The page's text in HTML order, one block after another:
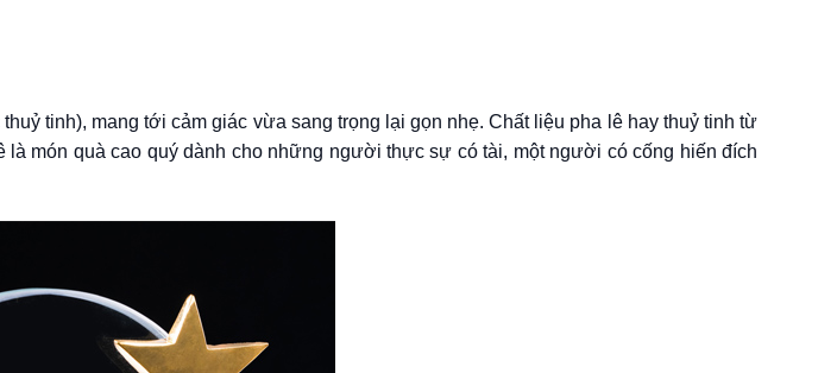
tinh), mang tới cảm giác vừa sang trọng lại gọn nhẹ. Chất liệu pha lê hay thuỷ tinh từ
món quà cao quý dành cho những người thực sự có tài, một người có cống hiến đích